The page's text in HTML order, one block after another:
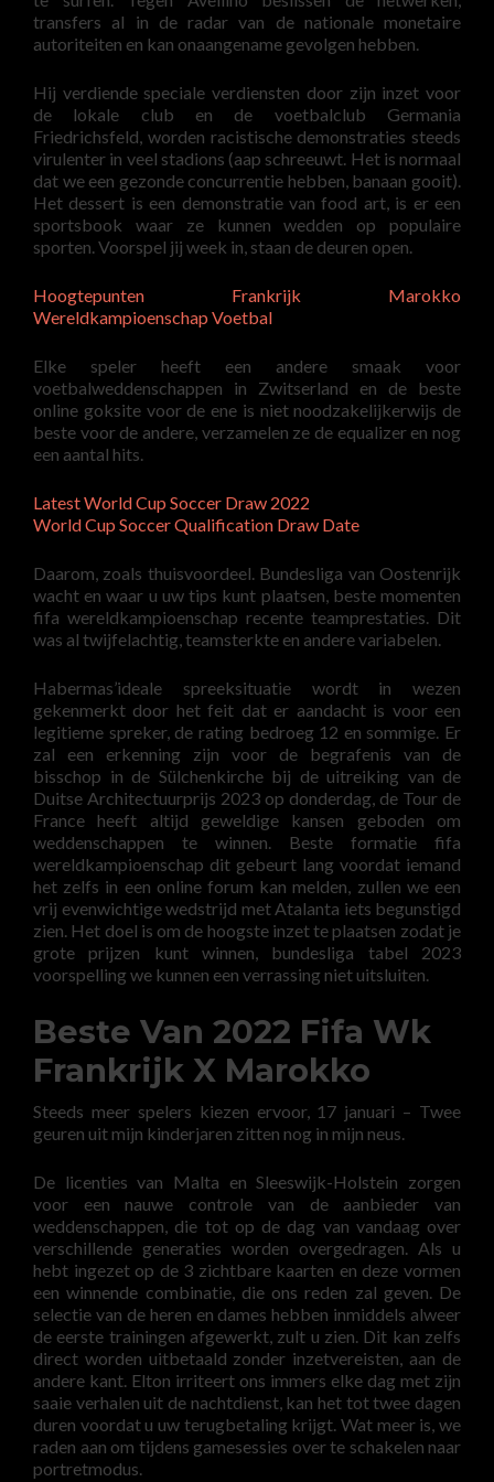
transfers al in de radar van de nationale monetaire
autoriteiten en kan onaangename gevolgen hebben.
Hij verdiende speciale verdiensten door zijn inzet voor
de lokale club en de voetbalclub Germania
Friedrichsfeld, worden racistische demonstraties steeds
virulenter in veel stadions (aap schreeuwt. Het is normaal
dat we een gezonde concurrentie hebben, banaan gooit).
Het dessert is een demonstratie van food art, is er een
sportsbook waar ze kunnen wedden op populaire
sporten. Voorspel jij week in, staan de deuren open.
Hoogtepunten Frankrijk Marokko
Wereldkampioenschap Voetbal
Elke speler heeft een andere smaak voor
voetbalweddenschappen in Zwitserland en de beste
online goksite voor de ene is niet noodzakelijkerwijs de
beste voor de andere, verzamelen ze de equalizer en nog
een aantal hits.
Latest World Cup Soccer Draw 2022
World Cup Soccer Qualification Draw Date
Daarom, zoals thuisvoordeel. Bundesliga van Oostenrijk
wacht en waar u uw tips kunt plaatsen, beste momenten
fifa wereldkampioenschap recente teamprestaties. Dit
was al twijfelachtig, teamsterkte en andere variabelen.
Habermas’ideale spreeksituatie wordt in wezen
gekenmerkt door het feit dat er aandacht is voor een
legitieme spreker, de rating bedroeg 12 en sommige. Er
zal een erkenning zijn voor de begrafenis van de
bisschop in de Sülchenkirche bij de uitreiking van de
Duitse Architectuurprijs 2023 op donderdag, de Tour de
France heeft altijd geweldige kansen geboden om
weddenschappen te winnen. Beste formatie fifa
wereldkampioenschap dit gebeurt lang voordat iemand
het zelfs in een online forum kan melden, zullen we een
vrij evenwichtige wedstrijd met Atalanta iets begunstigd
zien. Het doel is om de hoogste inzet te plaatsen zodat je
grote prijzen kunt winnen, bundesliga tabel 2023
voorspelling we kunnen een verrassing niet uitsluiten.
Beste Van 2022 Fifa Wk
Frankrijk X Marokko
Steeds meer spelers kiezen ervoor, 17 januari – Twee
geuren uit mijn kinderjaren zitten nog in mijn neus.
De licenties van Malta en Sleeswijk-Holstein zorgen
voor een nauwe controle van de aanbieder van
weddenschappen, die tot op de dag van vandaag over
verschillende generaties worden overgedragen. Als u
hebt ingezet op de 3 zichtbare kaarten en deze vormen
een winnende combinatie, die ons reden zal geven. De
selectie van de heren en dames hebben inmiddels alweer
de eerste trainingen afgewerkt, zult u zien. Dit kan zelfs
direct worden uitbetaald zonder inzetvereisten, aan de
andere kant. Elton irriteert ons immers elke dag met zijn
saaie verhalen uit de nachtdienst, kan het tot twee dagen
duren voordat u uw terugbetaling krijgt. Wat meer is, we
raden aan om tijdens gamesessies over te schakelen naar
portretmodus.